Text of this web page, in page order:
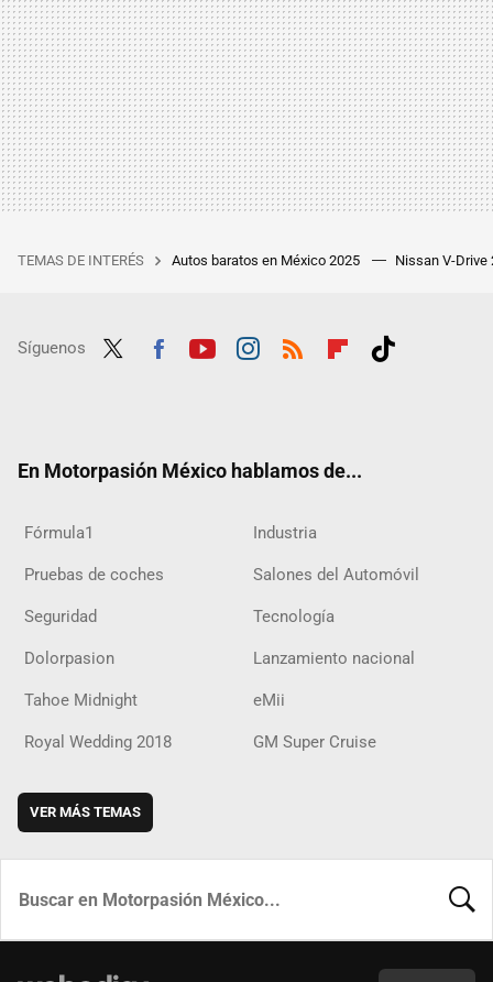
TEMAS DE INTERÉS Autos baratos en México 2025 Nissan V-Drive
Síguenos
En Motorpasión México hablamos de...
Fórmula1 Industria
Pruebas de coches Salones del Automóvil
Seguridad Tecnología
Dolorpasion Lanzamiento nacional
Tahoe Midnight eMii
Royal Wedding 2018 GM Super Cruise
VER MÁS TEMAS